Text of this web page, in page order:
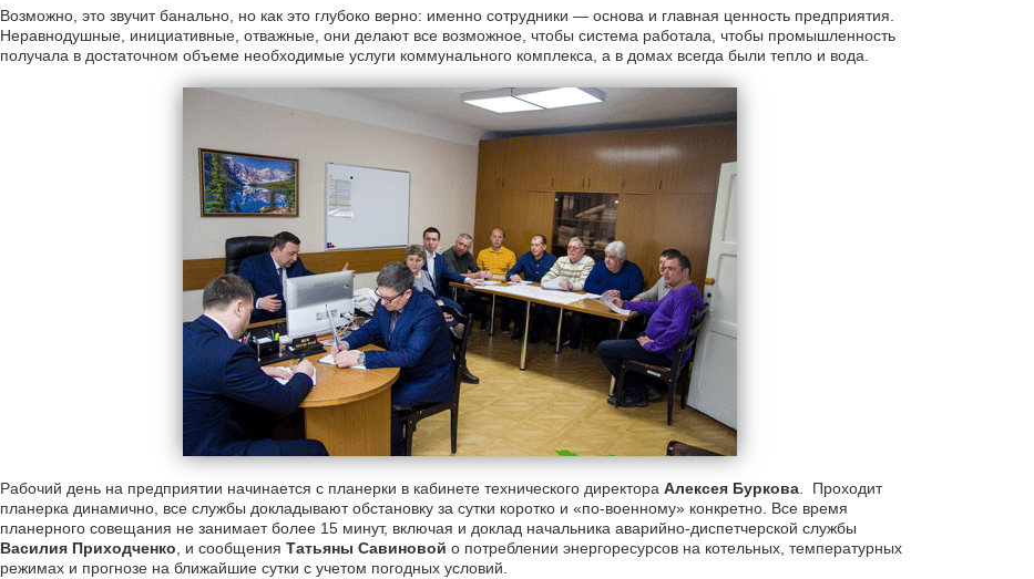
Возможно, это звучит банально, но как это глубоко верно: именно сотрудники — основа и главная ценность предприятия.
Неравнодушные, инициативные, отважные, они делают все возможное, чтобы система работала, чтобы промышленность
получала в достаточном объеме необходимые услуги коммунального комплекса, а в домах всегда были тепло и вода.
Рабочий день на предприятии начинается с планерки в кабинете технического директора Алексея Буркова. Проходит
планерка динамично, все службы докладывают обстановку за сутки коротко и «по-военному» конкретно. Все время
планерного совещания не занимает более 15 минут, включая и доклад начальника аварийно-диспетчерской службы
Василия Приходченко, и сообщения Татьяны Савиновой о потреблении энергоресурсов на котельных, температурных
режимах и прогнозе на ближайшие сутки с учетом погодных условий.